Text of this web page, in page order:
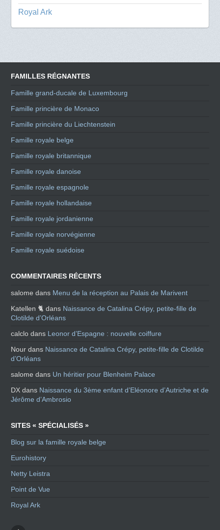
Royal Ark
FAMILLES RÉGNANTES
Famille grand-ducale de Luxembourg
Famille princière de Monaco
Famille princière du Liechtenstein
Famille royale belge
Famille royale britannique
Famille royale danoise
Famille royale espagnole
Famille royale hollandaise
Famille royale jordanienne
Famille royale norvégienne
Famille royale suédoise
COMMENTAIRES RÉCENTS
salome dans Menu de la réception au Palais de Marivent
Katellen 🐈 dans Naissance de Catalina Crépy, petite-fille de
Clotilde d’Orléans
calclo dans Leonor d’Espagne : nouvelle coiffure
Nour dans Naissance de Catalina Crépy, petite-fille de Clotilde
d’Orléans
salome dans Un héritier pour Blenheim Palace
DX dans Naissance du 3ème enfant d’Eléonore d’Autriche et de
Jérôme d’Ambrosio
SITES « SPÉCIALISÉS »
Blog sur la famille royale belge
Eurohistory
Netty Leistra
Point de Vue
Royal Ark